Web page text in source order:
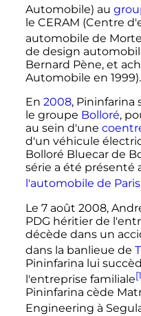
Automobile) au
le CERAM (Centre
automobile de
de design
Bernard Pène, et
Automobile en 1999).
En 2008, Pininfarina
le groupe Bolloré,
au sein d'une
d'un véhicule
Bolloré Bluecar de
série a été présenté
l'automobile de Paris
Le 7 août 2008,
PDG héritier de
décède dans un
dans la banlieue de
Pininfarina lui
l'entreprise familiale
Pininfarina cède
Engineering à